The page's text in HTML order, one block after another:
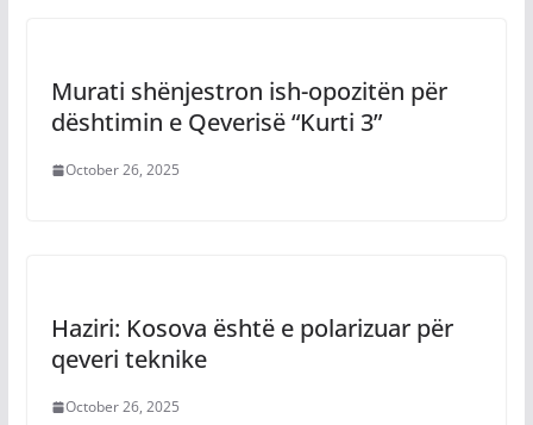
Murati shënjestron ish-opozitën për
dështimin e Qeverisë “Kurti 3”
October 26, 2025
Haziri: Kosova është e polarizuar për
qeveri teknike
October 26, 2025